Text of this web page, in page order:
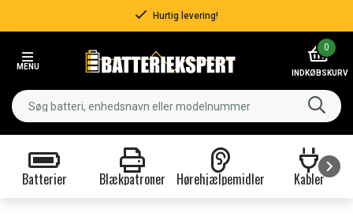
Hurtig levering!
MENU
0
INDKØBSKURV
Batterier Blækpatroner Hørehjælpemidler Kabler